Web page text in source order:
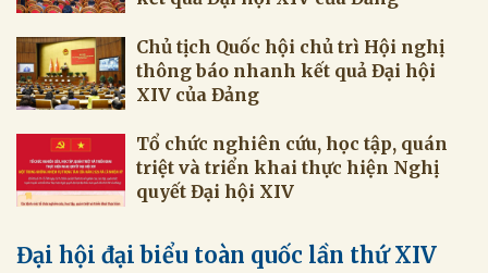
Chủ tịch Quốc hội chủ trì Hội nghị
thông báo nhanh kết quả Đại hội
XIV của Đảng
Tổ chức nghiên cứu, học tập, quán
triệt và triển khai thực hiện Nghị
quyết Đại hội XIV
Đại hội đại biểu toàn quốc lần thứ XIV